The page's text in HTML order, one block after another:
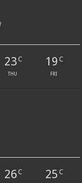
23 C
THU
19 C
FRI
26 C 25 C